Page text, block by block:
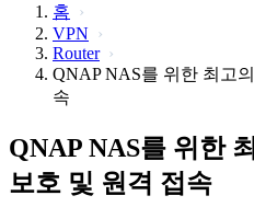
홈
VPN
Router
QNAP NAS를 위한 최고
속
QNAP NAS를 위한
보호 및 원격 접속